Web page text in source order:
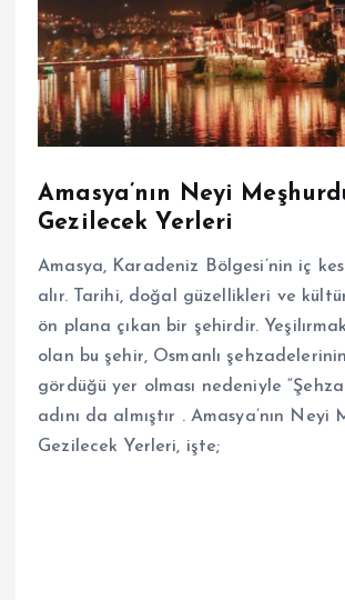
Amasya’nın Neyi
Gezilecek Yerleri
Amasya, Karadeniz Bölgesi’nin iç
alır. Tarihi, doğal güzellikleri ve
ön plana çıkan bir şehirdir. Yeşilırmak
olan bu şehir, Osmanlı
gördüğü yer olması nedeniyle
adını da almıştır . Amasya’nın Neyi
Gezilecek Yerleri, işte;